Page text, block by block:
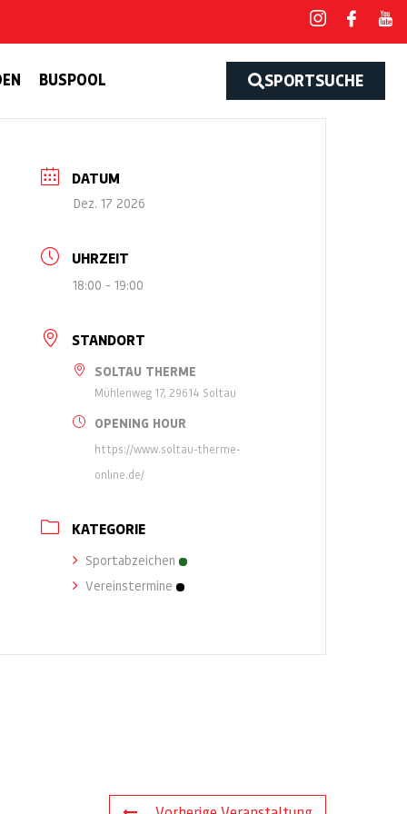
BUSPOOL SPORTSUCHE
DATUM
Dez. 17 2026
UHRZEIT
18:00 - 19:00
STANDORT
SOLTAU THERME
Mühlenweg 17, 29614 Soltau
OPENING HOUR
https://www.soltau-therme-
online.de/
KATEGORIE
Sportabzeichen
Vereinstermine